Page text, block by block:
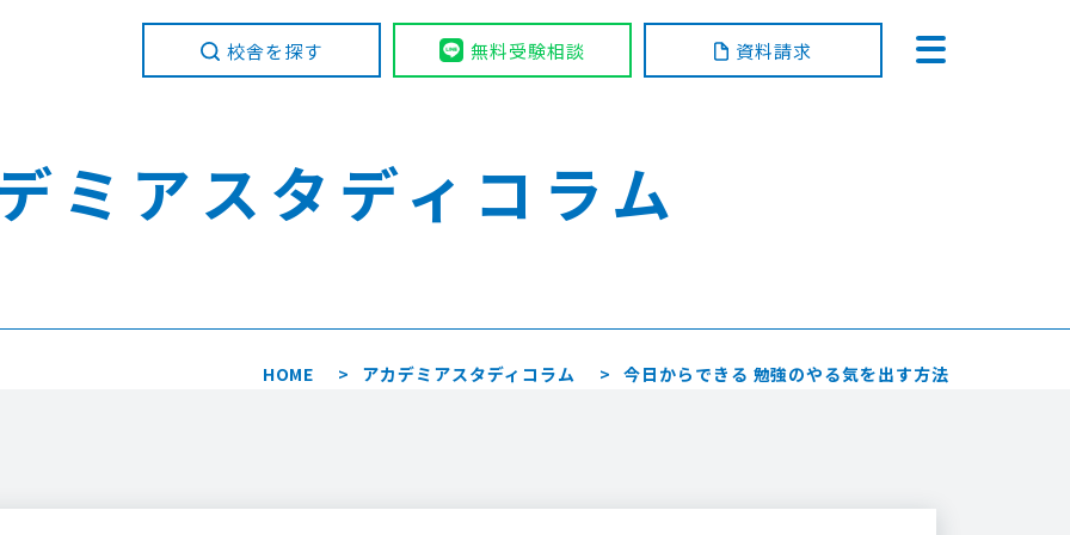
校舎を探す 無料受験相談 資料請求
ミアスタディコラム
HOME アカデミアスタディコラム 今日からできる 勉強のやる気を出す方法